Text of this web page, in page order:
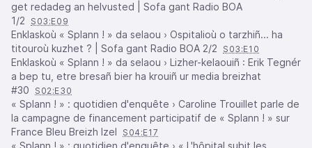
get redadeg an helvusted | Sofa gant Radio BOA
1/2
S03:E09
Enklaskoù « Splann ! » da selaou › Ospitalioù o tarzhiñ... ha
titouroù kuzhet ? | Sofa gant Radio BOA 2/2
S03:E10
Enklaskoù « Splann ! » da selaou › Lizher-kelaouiñ : Erik Tegnér
a bep tu, etre bresañ bier ha krouiñ ur media breizhat
#30
S02:E30
« Splann ! » : quotidien d'enquête › Caroline Trouillet parle de
la campagne de financement participatif de « Splann ! » sur
France Bleu Breizh Izel
S04:E17
« Splann ! » : quotidien d'enquête › « L'hôpital subit les